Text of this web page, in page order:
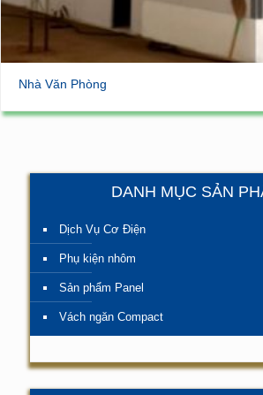
Nhà Văn Phòng
DANH MỤC SẢN
Dịch Vụ Cơ Điện
Phụ kiện nhôm
Sản phẩm Panel
Vách ngăn Compact